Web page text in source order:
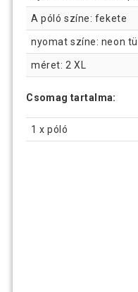
A póló színe: fekete
nyomat színe: neon
méret: 2 XL
Csomag tartalma:
1 x póló